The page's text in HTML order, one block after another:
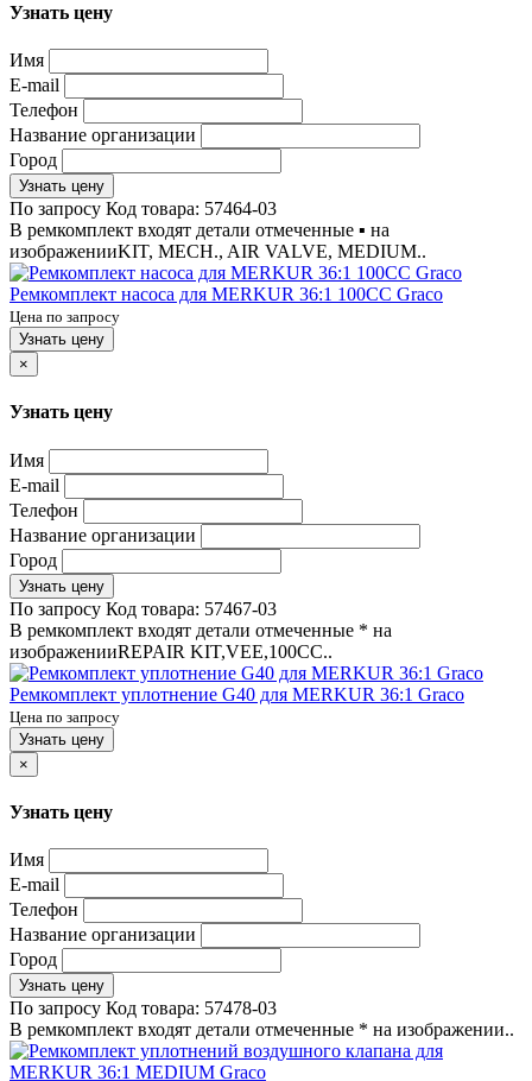
Узнать цену
Имя
E-mail
Телефон
Название организации
Город
Узнать цену
По запросу Код товара: 57464-03
В ремкомплект входят детали отмеченные ▪ на
изображенииKIT, MECH., AIR VALVE, MEDIUM..
Ремкомплект насоса для MERKUR 36:1 100CC Graco
Цена по запросу
Узнать цену
×
Узнать цену
Имя
E-mail
Телефон
Название организации
Город
Узнать цену
По запросу Код товара: 57467-03
В ремкомплект входят детали отмеченные * на
изображенииREPAIR KIT,VEE,100CC..
Ремкомплект уплотнение G40 для MERKUR 36:1 Graco
Цена по запросу
Узнать цену
×
Узнать цену
Имя
E-mail
Телефон
Название организации
Город
Узнать цену
По запросу Код товара: 57478-03
В ремкомплект входят детали отмеченные * на изображении..